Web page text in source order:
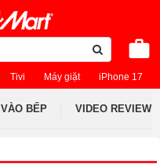
Tivi Máy giặt iPhone 17
VÀO BẾP VIDEO REVIEW